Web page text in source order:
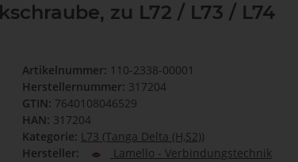
zu L72 / L73 / L74
Artikelnummer: 110-2338-00001
Herstellernummer: 317204
GTIN: 7640108046529
HAN: 317204
Kategorie: L73 (Tanga Delta (H,S2))
Hersteller:
Lamello - Verbindungstechnik